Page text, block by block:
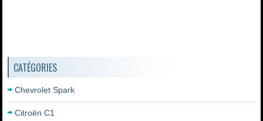
CATÉGORIES
Chevrolet Spark
Citroën C1